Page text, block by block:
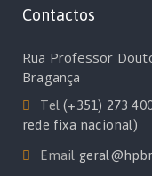
Contactos
Rua Professor
Bragança
Tel(+351) 273
rede fixa nacional)
Email